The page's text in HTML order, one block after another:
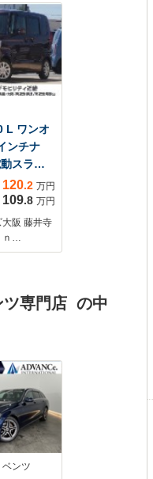
L ワンオ
ンチナ
スライ
レコ前
ータ
カメラ
サ
被害軽
120.2 万円
109.8 万円
阪 藤井寺
…
専門店 の中
ベンツ